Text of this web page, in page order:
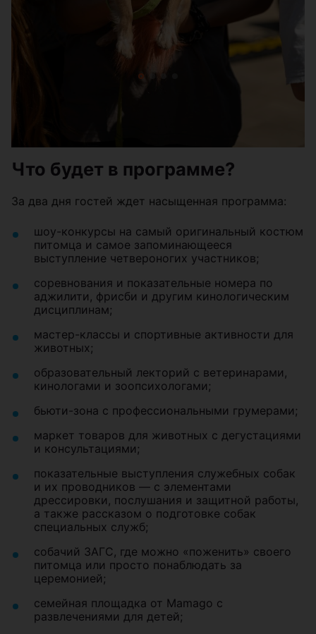
Что будет в программе?
За два дня гостей ждет насыщенная программа:
шоу-конкурсы на самый оригинальный костюм
питомца и самое запоминающееся
выступление четвероногих участников;
соревнования и показательные номера по
аджилити, фрисби и другим кинологическим
дисциплинам;
мастер-классы и спортивные активности для
животных;
образовательный лекторий с ветеринарами,
кинологами и зоопсихологами;
бьюти-зона с профессиональными грумерами;
маркет товаров для животных с дегустациями
и консультациями;
показательные выступления служебных собак
и их проводников — с элементами
дрессировки, послушания и защитной работы,
а также рассказом о подготовке собак
специальных служб;
собачий ЗАГС, где можно «поженить» своего
питомца или просто понаблюдать за
церемонией;
семейная площадка от Mamago с
развлечениями для детей;